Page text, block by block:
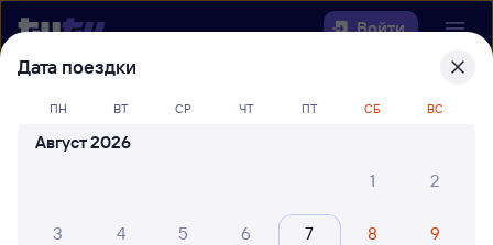
Войти
Выберите день, чтобы найтиж/д
билеты Шафраново — Белоглинская
42 млн путешествуют с
Дата поездки
ПН ВТ СР ЧТ ПТ СБ ВС
Август 2026
1
2
3 4 5 6 7 8 9